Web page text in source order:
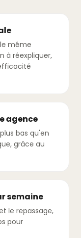
même
à réexpliquer,
agence
bas qu'en
grâce au
semaine
le repassage,
pour